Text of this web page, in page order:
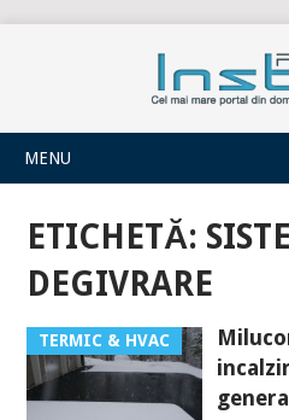
MENU
ETICHETĂ:
DEGIVRARE
TERMIC & HVAC